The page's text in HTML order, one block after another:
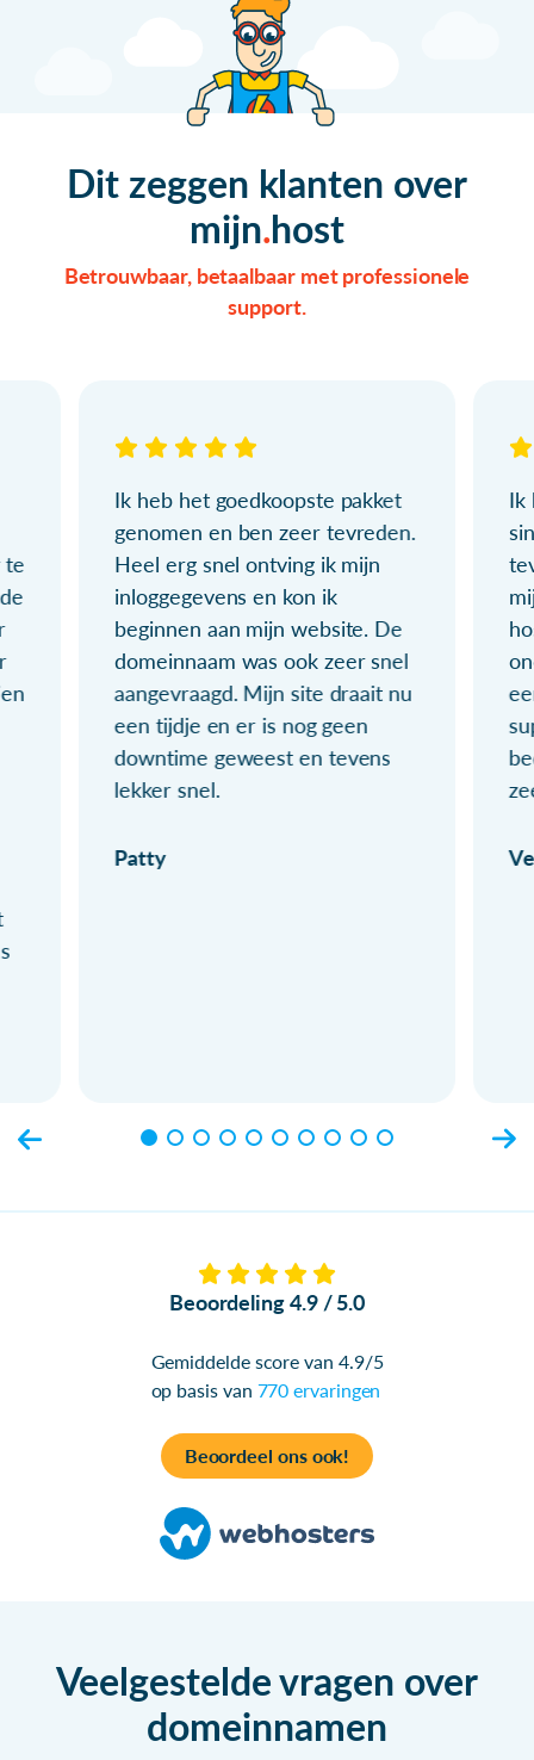
Dit zeggen klanten over
mijn host
Betrouwbaar, betaalbaar met professionele
support.
te
Ik heb het goedkoopste pakket
genomen en ben zeer tevreden.
Heel erg snel ontving ik mijn
inloggegevens en kon ik
beginnen aan mijn website. De
domeinnaam was ook zeer snel
aangevraagd. Mijn site draait nu
een tijdje en er is nog geen
downtime geweest en tevens
lekker snel.
Patty
Ik
Beoordeling 4.9 / 5.0
Gemiddelde score van 4.9/5
op basis van 770 ervaringen
Beoordeel ons ook!
Veelgestelde vragen over
domeinnamen